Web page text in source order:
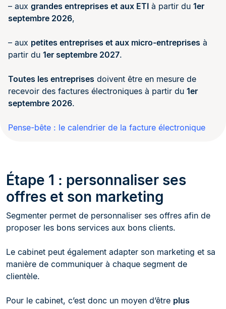
– aux grandes entreprises et aux ETI à partir du 1er
septembre 2026,
– aux petites entreprises et aux micro-entreprises à
partir du 1er septembre 2027.
Toutes les entreprises doivent être en mesure de
recevoir des factures électroniques à partir du 1er
septembre 2026.
Pense-bête : le calendrier de la facture électronique
Étape 1 : personnaliser ses
offres et son marketing
Segmenter permet de personnaliser ses offres afin de
proposer les bons services aux bons clients.
Le cabinet peut également adapter son marketing et sa
manière de communiquer à chaque segment de
clientèle.
Pour le cabinet, c’est donc un moyen d’être plus